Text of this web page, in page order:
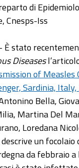
di
Cnesps-Iss
È stato
Diseases
of
Sardinia,
Bella,
Martina Del
Loredana
descrive un
da febbraio